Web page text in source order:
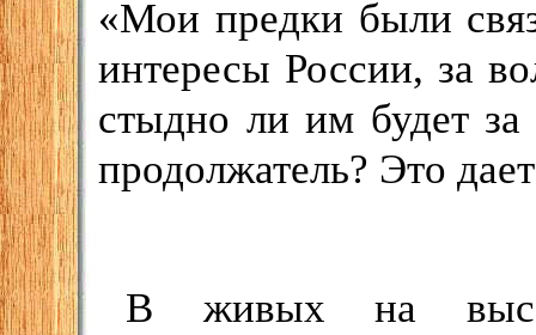
«Мои предки были
интересы России, за
стыдно ли им будет
продолжатель? Это
В живых на